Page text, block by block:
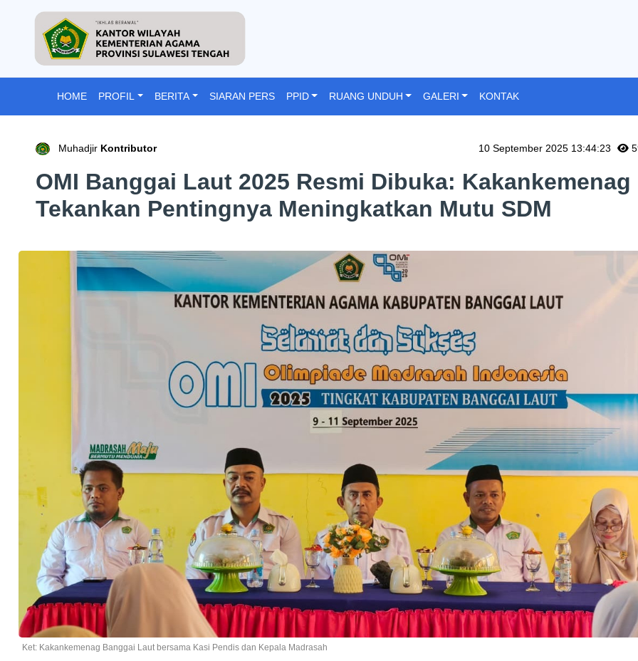
HOME PROFIL BERITA SIARAN PERS PPID RUANG UNDUH GALERI KONTAK
Muhadjir Kontributor 10 September 2025 13:44:23
OMI Banggai Laut 2025 Resmi Dibuka: Kakankemenag
Tekankan Pentingnya Meningkatkan Mutu SDM
Ket: Kakankemenag Banggai Laut bersama Kasi Pendis dan Kepala Madrasah